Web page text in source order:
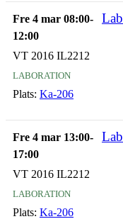
Fre 4 mar 08:00-
12:00
VT 2016 IL2212
laboration
Plats: Ka-206
Fre 4 mar 13:00-
17:00
VT 2016 IL2212
laboration
Plats: Ka-206